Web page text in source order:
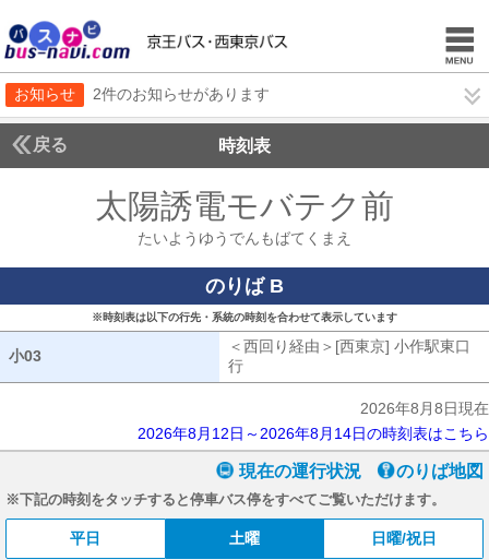
お知らせ 2件のお知らせがあります
戻る 時刻表
太陽誘電モバテク前
たいようゆうでんもばてくまえ
のりば B
※時刻表は以下の行先・系統の時刻を合わせて表示しています
小03
＜西回り経由＞[西東京] 小作駅東口
行
2026年8月8日現在
2026年8月12日～2026年8月14日の時刻表はこちら
現在の運行状況 のりば地図
※下記の時刻をタッチすると停車バス停をすべてご覧いただけます。
平日 土曜 日曜/祝日